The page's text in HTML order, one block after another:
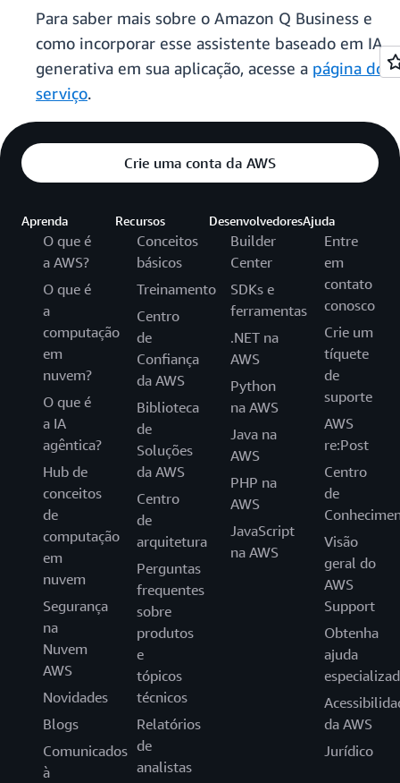
Para saber mais sobre o Amazon Q Business e
como incorporar esse assistente baseado em IA
generativa em sua aplicação, acesse a página do
serviço.
Crie uma conta da AWS
Aprenda
O que é
a AWS?
O que é
a
computação
em
nuvem?
O que é
a IA
agêntica?
Hub de
conceitos
de
computação
em
nuvem
Segurança
na
Nuvem
AWS
Novidades
Blogs
Comunicados
à
Recursos
Conceitos
básicos
Treinamento
Centro
de
Confiança
da AWS
Biblioteca
de
Soluções
da AWS
Centro
de
arquitetura
Perguntas
frequentes
sobre
produtos
e
tópicos
técnicos
Relatórios
de
analistas
Desenvolvedores
Builder
Center
SDKs e
ferramentas
.NET na
AWS
Python
na AWS
Java na
AWS
PHP na
AWS
JavaScript
na AWS
Ajuda
Entre
em
contato
conosco
Crie um
tíquete
de
suporte
AWS
re:Post
Centro
de
Visão
geral do
AWS
Support
Obtenha
ajuda
da AWS
Jurídico